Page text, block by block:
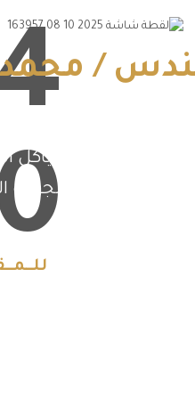
/ محمد
الإنشائية